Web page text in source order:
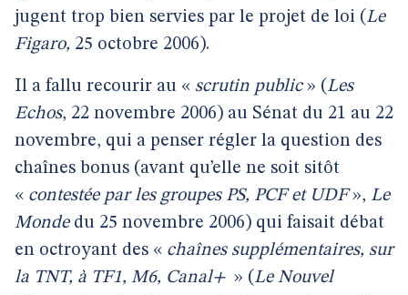
jugent trop bien servies par le projet de loi (Le
Figaro, 25 octobre 2006).
Il a fallu recourir au « scrutin public» (Les
Echos, 22 novembre 2006) au Sénat du 21 au 22
novembre, qui a penser régler la question des
chaînes bonus (avant qu’elle ne soit sitôt
« contestée par les groupes PS, PCF et UDF», Le
Monde du 25 novembre 2006) qui faisait débat
en octroyant des « chaînes supplémentaires, sur
la TNT, à TF1, M6, Canal+ » (Le Nouvel